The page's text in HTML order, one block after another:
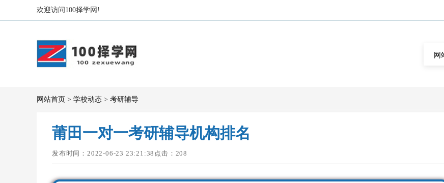
欢迎访问100择学网!
网
网站首页 > 学校动态 > 考研辅导
莆田一对一考研辅导机构排名
发布时间：2022-06-23 23:21:38点击： 208